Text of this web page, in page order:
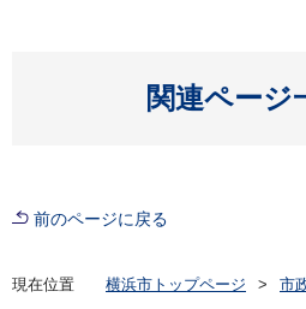
関連ページ
開
前のページに戻る
現在位置 横浜市トップページ
市